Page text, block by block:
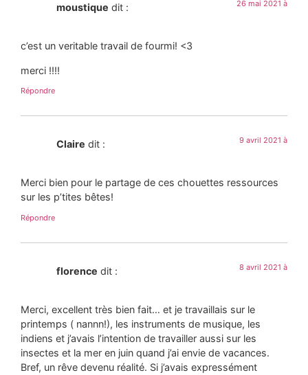
moustique dit : 26 mai 2021 à
c’est un veritable travail de fourmi! <3
merci !!!!
Répondre
Claire dit : 9 avril 2021 à
Merci bien pour le partage de ces chouettes ressources
sur les p’tites bêtes!
Répondre
florence dit : 8 avril 2021 à
Merci, excellent très bien fait… et je travaillais sur le
printemps ( nannn!), les instruments de musique, les
indiens et j’avais l’intention de travailler aussi sur les
insectes et la mer en juin quand j’ai envie de vacances.
Bref, un rêve devenu réalité. Si j’avais expressément